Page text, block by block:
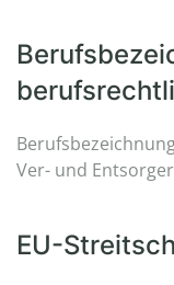
Ver- und
EU-